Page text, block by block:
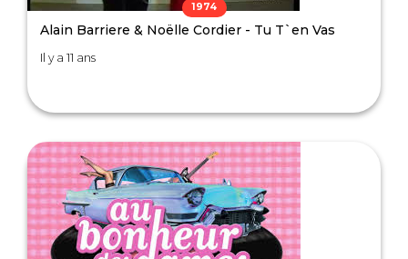
1974
Alain Barriere & Noëlle Cordier - Tu T`en Vas
Il y a 11 ans